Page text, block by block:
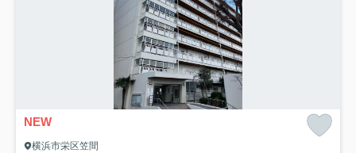
NEW
横浜市栄区笠間